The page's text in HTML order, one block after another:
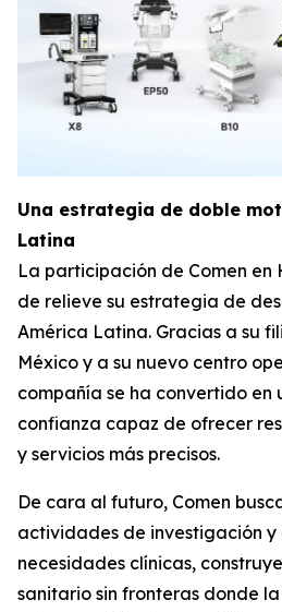
Una estrategia de doble
Latina
La participación de Comen en
de relieve su estrategia de
América Latina. Gracias a su
México y a su nuevo centro
compañía se ha convertido en
confianza capaz de ofrecer
y servicios más precisos.
De cara al futuro, Comen
actividades de investigación y
necesidades clínicas,
sanitario sin fronteras donde